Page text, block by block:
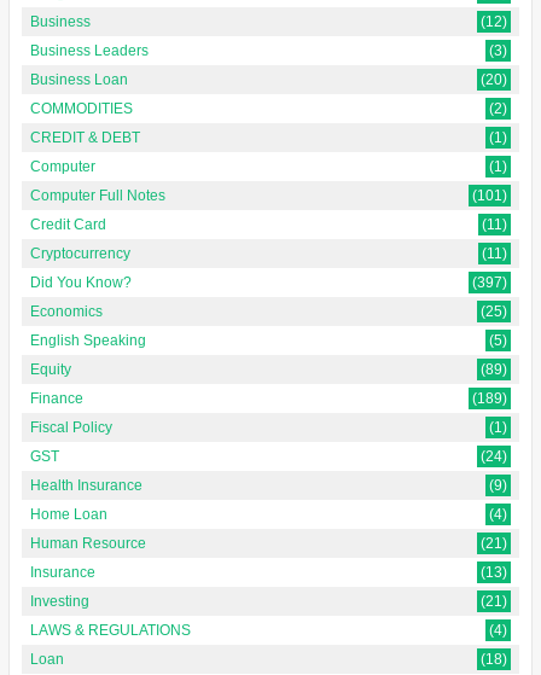
Business
(12)
Business Leaders
(3)
Business Loan
(20)
COMMODITIES
(2)
CREDIT & DEBT
(1)
Computer
(1)
Computer Full Notes
(101)
Credit Card
(11)
Cryptocurrency
(11)
Did You Know?
(397)
Economics
(25)
English Speaking
(5)
Equity
(89)
Finance
(189)
Fiscal Policy
(1)
GST
(24)
Health Insurance
(9)
Home Loan
(4)
Human Resource
(21)
Insurance
(13)
Investing
(21)
LAWS & REGULATIONS
(4)
Loan
(18)